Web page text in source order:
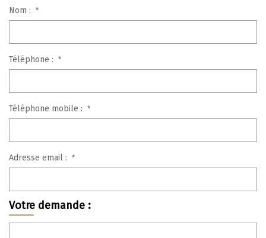
Nom : *
Téléphone : *
Téléphone mobile : *
Adresse email : *
Votre demande :